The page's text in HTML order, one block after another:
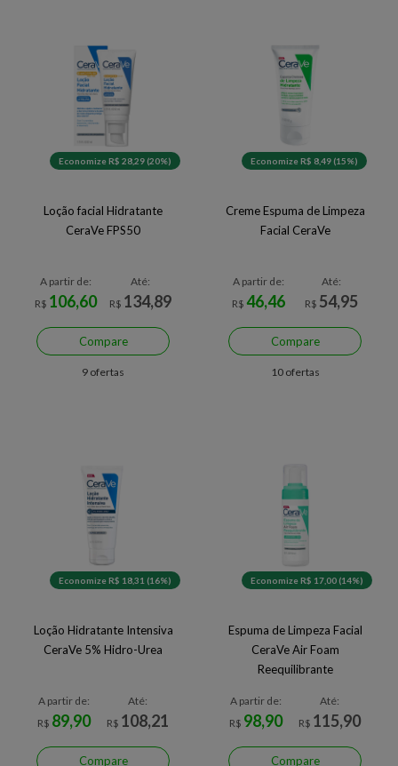
Economize R$ 28,29 (20%)
Loção facial Hidratante
CeraVe FPS50
A partir de:
R$ 106,60
Até:
R$ 134,89
Compare
9 ofertas
Economize R$ 8,49 (15%)
Creme Espuma de Limpeza
Facial CeraVe
A partir de:
R$46,46
Até:
R$ 54,95
Compare
10 ofertas
Economize R$ 18,31 (16%)
Loção Hidratante Intensiva
CeraVe 5% Hidro-Urea
A partir de:
R$ 89,90
Até:
R$ 108,21
Compare
Economize R$ 17,00 (14%)
Espuma de Limpeza Facial
CeraVe Air Foam
Reequilibrante
A partir de:
R$ 98,90
Até:
R$ 115,90
Compare